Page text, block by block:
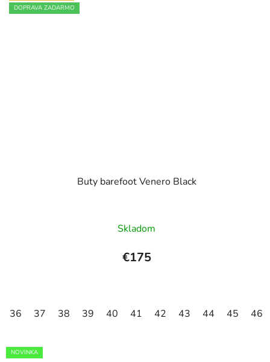
DOPRAVA ZADARMO
Buty barefoot Venero Black
Skladom
€175
36 37 38 39 40 41 42 43 44 45 46
NOVINKA